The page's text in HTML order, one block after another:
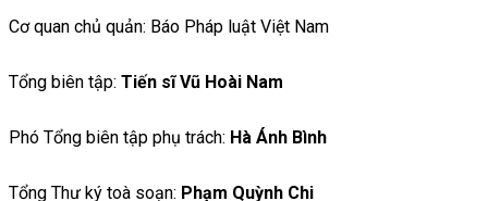
Cơ quan chủ quản: Báo Pháp luật Việt Nam
Tổng biên tập: Tiến sĩ Vũ Hoài Nam
Phó Tổng biên tập phụ trách: Hà Ánh Bình
Tổng Thư ký toà soạn: Phạm Quỳnh Chi